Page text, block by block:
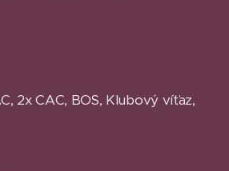
2x CAC, BOS, Klubový víťaz,